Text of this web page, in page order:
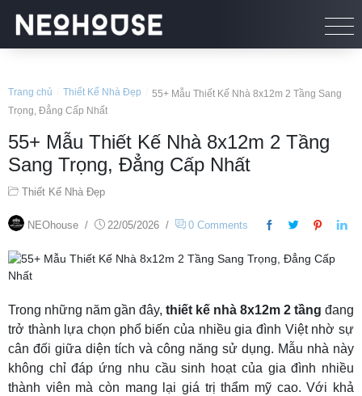
Trang chủ Thiết Kế Nhà Đẹp
55+ Mẫu Thiết Kế Nhà 8x12m 2 Tầng Sang
Trọng, Đẳng Cấp Nhất
55+ Mẫu Thiết Kế Nhà 8x12m 2 Tầng
Sang Trọng, Đẳng Cấp Nhất
Thiết Kế Nhà Đẹp
NEOhouse / 22/05/2026 / 0 Comments
Trong những năm gần đây, thiết kế nhà 8x12m 2 tầng đang
trở thành lựa chọn phổ biến của nhiều gia đình Việt nhờ sự
cân đối giữa diện tích và công năng sử dụng. Mẫu nhà này
không chỉ đáp ứng nhu cầu sinh hoạt của gia đình nhiều
thành viên mà còn mang lại giá trị thẩm mỹ cao. Với khả